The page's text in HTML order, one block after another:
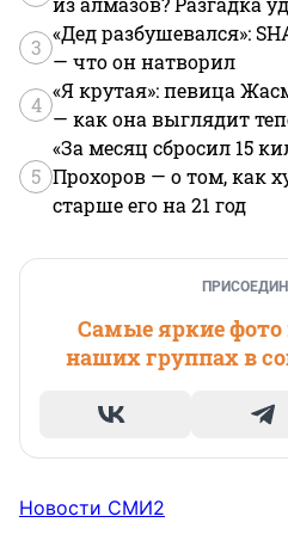
3
«Дед разбушевался»:
— что он натворил
4
«Я крутая»: певица
— как она выглядит
5
«За месяц сбросил 15
Прохоров — о том, как
старше его на 21 год
Самые яркие фото
наших группах в
Новости СМИ2